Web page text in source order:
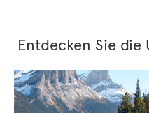
Entdecken Sie die